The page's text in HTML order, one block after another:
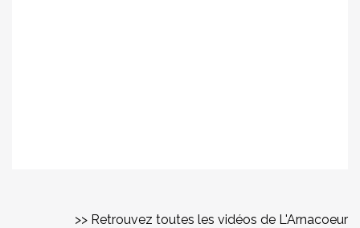
>> Retrouvez toutes les vidéos de L'Arnacoeur